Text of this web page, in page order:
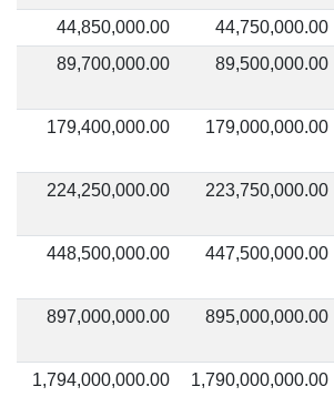
44,750,000.00
44,850,000.00
89,500,000.00
89,700,000.00
179,000,000.00
179,400,000.00
223,750,000.00
224,250,000.00
447,500,000.00
448,500,000.00
895,000,000.00
897,000,000.00
1,790,000,000.00
1,794,000,000.00